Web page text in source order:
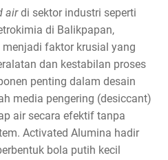
airdi sektor industri seperti
di Balikpapan,
faktor krusial yang
dan kestabilan proses
penting dalam desain
media pengering (desiccant)
air secara efektif tanpa
Activated Alumina hadir
bola putih kecil